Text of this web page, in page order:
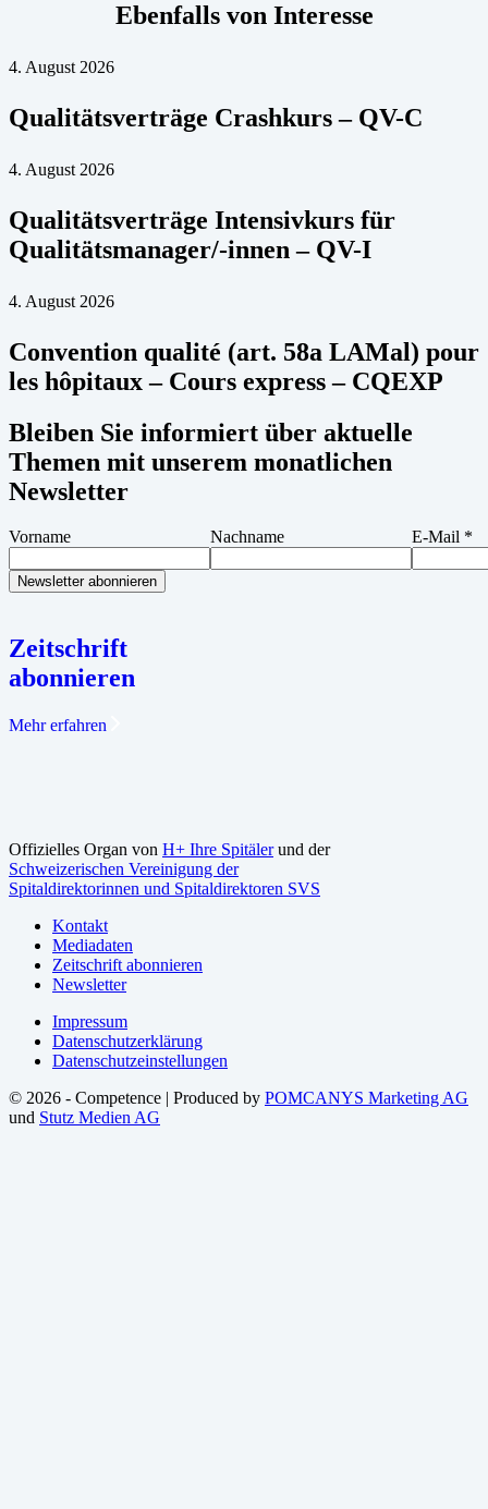
Ebenfalls von Interesse
4. August 2026
Qualitätsverträge Crashkurs – QV-C
4. August 2026
Qualitätsverträge Intensivkurs für
Qualitätsmanager/-innen – QV-I
4. August 2026
Convention qualité (art. 58a LAMal) pour
les hôpitaux – Cours express – CQEXP
Bleiben Sie informiert über aktuelle
Themen mit unserem monatlichen
Newsletter
Vorname Nachname E-Mail *
Zeitschrift
abonnieren
Mehr erfahren
Offizielles Organ von H+ Ihre Spitälerund der
Schweizerischen Vereinigung der
Spitaldirektorinnen und Spitaldirektoren SVS
Kontakt
Mediadaten
Zeitschrift abonnieren
Newsletter
Impressum
Datenschutzerklärung
Datenschutzeinstellungen
© 2026 - Competence | Produced by POMCANYS Marketing AG
und Stutz Medien AG